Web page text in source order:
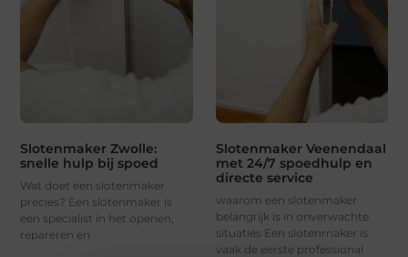
Slotenmaker Zwolle:
snelle hulp bij spoed
Wat doet een slotenmaker
precies? Een slotenmaker is
een specialist in het openen,
repareren en
Slotenmaker Veenendaal
met 24/7 spoedhulp en
directe service
waarom een slotenmaker
belangrijk is in onverwachte
situaties Een slotenmaker is
vaak de eerste professional